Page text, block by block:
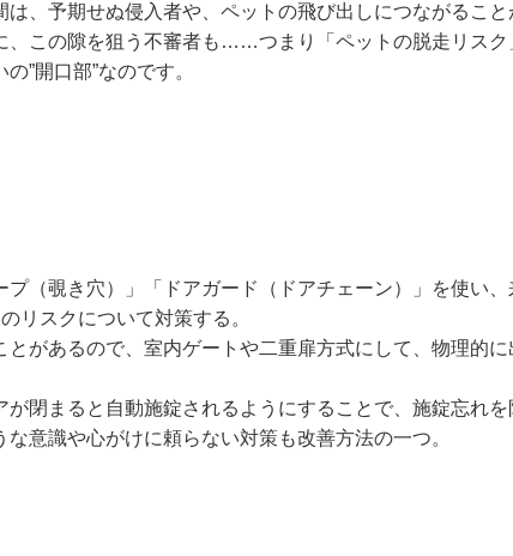
、予期せぬ侵入者や、ペットの飛び出しにつながること
、この隙を狙う不審者も……つまり「ペットの脱走リスク
”開口部”なのです。
プ（覗き穴）」「ドアガード（ドアチェーン）」を使い、
リスクについて対策する。
があるので、室内ゲートや二重扉方式にして、物理的に
閉まると自動施錠されるようにすることで、施錠忘れを
意識や心がけに頼らない対策も改善方法の一つ。